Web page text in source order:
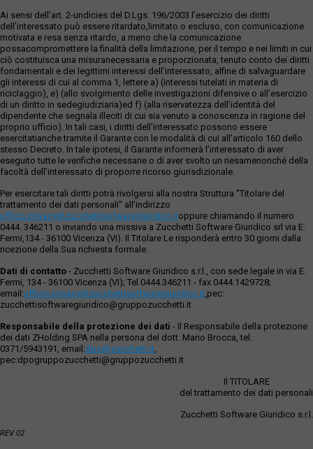
Ai sensi dell’art. 2-undicies del D.Lgs. 196/2003 l’esercizio dei diritti
dell’interessato può essere ritardato,limitato o escluso, con comunicazione
motivata e resa senza ritardo, a meno che la comunicazione
possacompromettere la finalità della limitazione, per il tempo e nei limiti in cui
ciò costituisca una misuranecessaria e proporzionata, tenuto conto dei diritti
fondamentali e dei legittimi interessi dell’interessato, alfine di salvaguardare
gli interessi di cui al comma 1, lettere a) (interessi tutelati in materia di
riciclaggio), e) (allo svolgimento delle investigazioni difensive o all’esercizio
di un diritto in sedegiudiziaria)ed f) (alla riservatezza dell’identità del
dipendente che segnala illeciti di cui sia venuto a conoscenza in ragione del
proprio ufficio). In tali casi, i diritti dell’interessato possono essere
esercitatianche tramite il Garante con le modalità di cui all’articolo 160 dello
stesso Decreto. In tale ipotesi, il Garante informerà l’interessato di aver
eseguito tutte le verifiche necessarie o di aver svolto un riesamenonché della
facoltà dell’interessato di proporre ricorso giurisdizionale.
Per esercitare tali diritti potrà rivolgersi alla nostra Struttura "Titolare del
trattamento dei dati personali" all'indirizzo
ufficio.privacy@zucchettisofwaregiuridico.itoppure chiamando il numero
0444. 346211 o inviando una missiva a Zucchetti Software Giuridico srl via E.
Fermi,134 - 36100 Vicenza (VI). Il Titolare Le risponderà entro 30 giorni dalla
ricezione della Sua richiesta formale.
Dati di contatto - Zucchetti Software Giuridico s.r.l., con sede legale in via E.
Fermi, 134 - 36100 Vicenza (VI); Tel 0444.346211 - fax 0444.1429728;
email:ufficio.privacy@zucchettisoftwaregiuridico.it,pec:
zucchettisoftwaregiuridico@gruppozucchetti.it
Responsabile della protezione dei dati - Il Responsabile della protezione
dei dati ZHolding SPA nella persona del dott. Mario Brocca, tel.
0371/5943191, email:dpo@zucchetti.it,
pec:dpogruppozucchetti@gruppozucchetti.it
Il TITOLARE
del trattamento dei dati personali
Zucchetti Software Giuridico s.r.l.
REV 02